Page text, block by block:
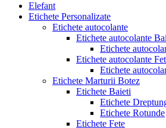
Elefant
Etichete Personalizate
Etichete autocolante
Etichete autocolante
Etichete
Etichete autocolante
Etichete
Etichete Marturii Botez
Etichete Baieti
Etichete
Etichete Rotunde
Etichete Fete